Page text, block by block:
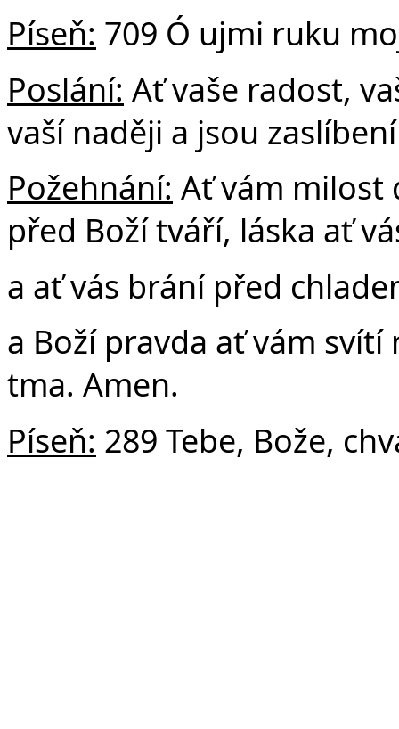
Píseň: 709 Ó ujmi ruku
Poslání: Ať vaše radost,
vaší naději a jsou
Požehnání: Ať vám milost
před Boží tváří, láska ať
a ať vás brání před
a Boží pravda ať vám
tma. Amen.
Píseň: 289 Tebe, Bože,